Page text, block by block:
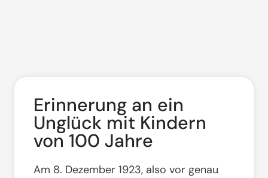
Erinnerung an ein
Unglück mit Kindern
von 100 Jahre
Am 8. Dezember 1923, also vor genau